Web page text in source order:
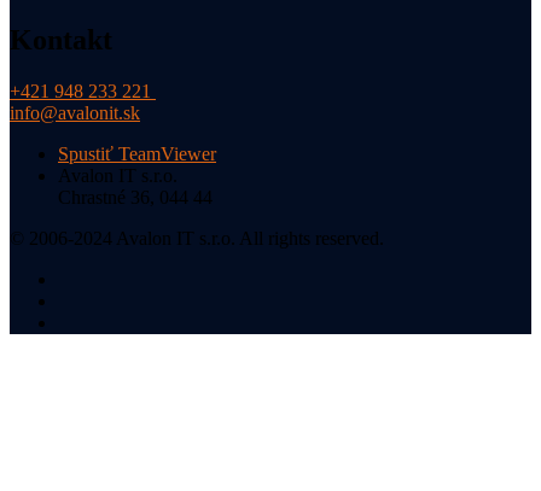
Kontakt
+421 948 233 221
info@avalonit.sk
Spustiť TeamViewer
Avalon IT s.r.o.
Chrastné 36, 044 44
© 2006-2024 Avalon IT s.r.o. All rights reserved.